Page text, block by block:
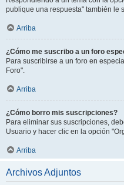
publique una respuesta" también le
Arriba
¿Cómo me suscribo a un foro
Para suscribirse a un foro en
Foro".
Arriba
¿Cómo borro mis suscripciones?
Para eliminar sus suscripciones,
Usuario y hacer clic en la opción
Arriba
Archivos Adjuntos